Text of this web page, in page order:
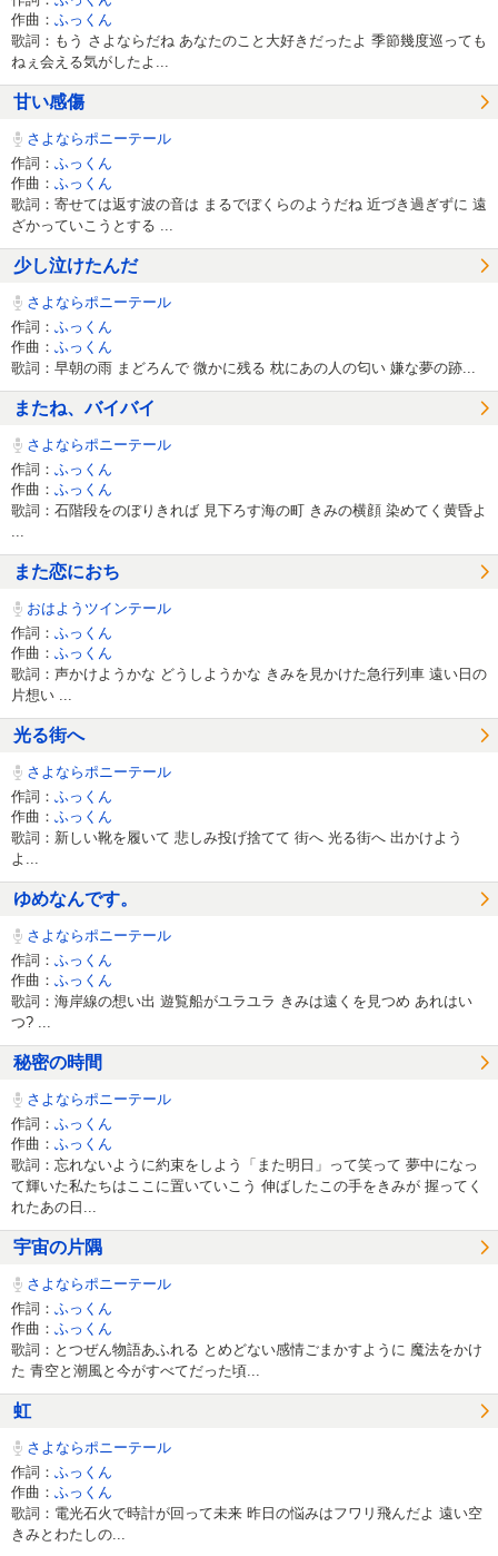
作曲： ふっくん
歌詞：もう さよならだね あなたのこと大好きだったよ 季節幾度巡っても
ねぇ会える気がしたよ...
甘い感傷
さよならポニーテール
作詞： ふっくん
作曲： ふっくん
歌詞：寄せては返す波の音は まるでぼくらのようだね 近づき過ぎずに 遠
ざかっていこうとする ...
少し泣けたんだ
さよならポニーテール
作詞： ふっくん
作曲： ふっくん
歌詞：早朝の雨 まどろんで 微かに残る 枕にあの人の匂い 嫌な夢の跡...
またね、バイバイ
さよならポニーテール
作詞： ふっくん
作曲： ふっくん
歌詞：石階段をのぼりきれば 見下ろす海の町 きみの横顔 染めてく黄昏よ
また恋におち
おはようツインテール
作詞： ふっくん
作曲： ふっくん
歌詞：声かけようかな どうしようかな きみを見かけた急行列車 遠い日の
片想い ...
光る街へ
さよならポニーテール
作詞： ふっくん
作曲： ふっくん
歌詞：新しい靴を履いて 悲しみ投げ捨てて 街へ 光る街へ 出かけよう
よ...
ゆめなんです。
さよならポニーテール
作詞： ふっくん
作曲： ふっくん
歌詞：海岸線の想い出 遊覧船がユラユラ きみは遠くを見つめ あれはい
つ? ...
秘密の時間
さよならポニーテール
作詞： ふっくん
作曲： ふっくん
歌詞：忘れないように約束をしよう「また明日」って笑って 夢中になっ
て輝いた私たちはここに置いていこう 伸ばしたこの手をきみが 握ってく
れたあの日...
宇宙の片隅
さよならポニーテール
作詞： ふっくん
作曲： ふっくん
歌詞：とつぜん物語あふれる とめどない感情ごまかすように 魔法をかけ
た 青空と潮風と今がすべてだった頃...
虹
さよならポニーテール
作詞： ふっくん
作曲： ふっくん
歌詞：電光石火で時計が回って未来 昨日の悩みはフワリ飛んだよ 遠い空
きみとわたしの...